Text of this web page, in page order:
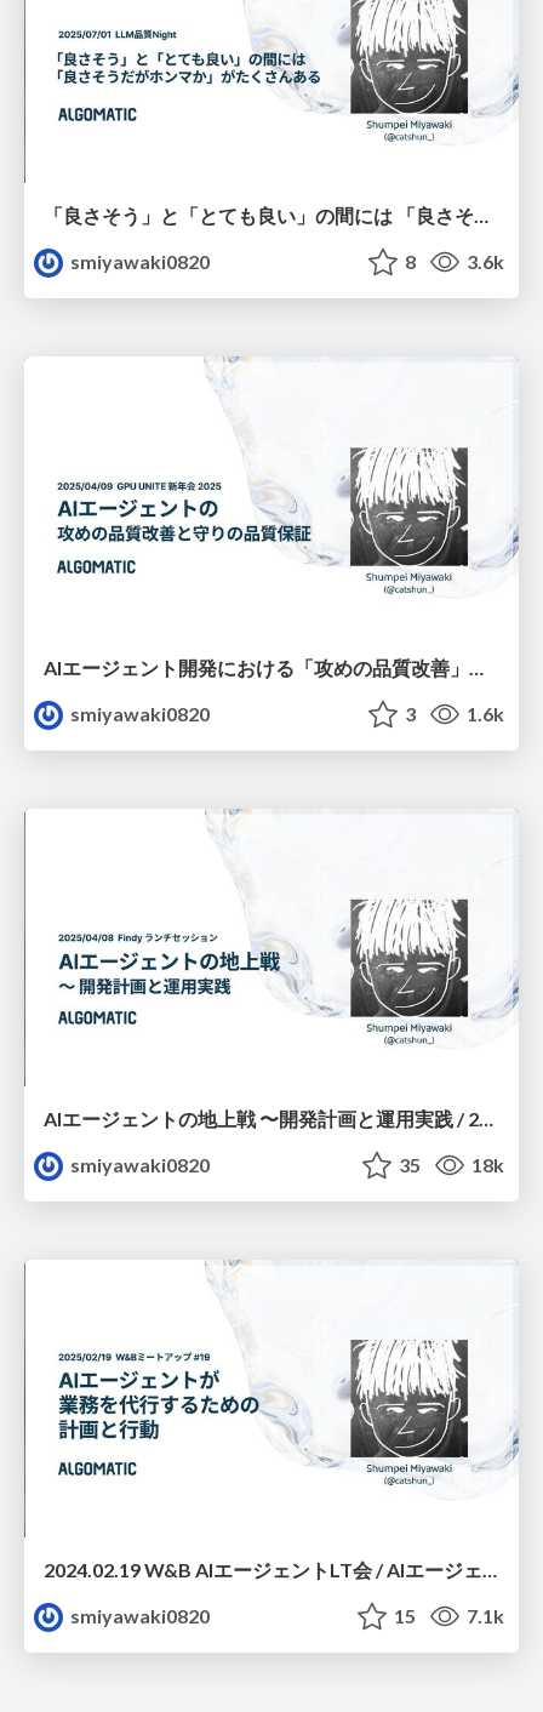
「良さそう」と「とても良い」の間には 「良さそうだがホンマか」がたくさんある / 2025.07.01 LLM品質Night
smiyawaki0820
8 3.6k
smiyawaki0820
3 1.6k
AIエージェントの地上戦 〜開発計画と運用実践 / 2025/04/08 Findy ランチセッション #19
smiyawaki0820
35 18k
2024.02.19 W&B AIエージェントLT会 / AIエージェントが業務を代行するための計画と実行 / Algomatic 宮脇
smiyawaki0820
15 7.1k